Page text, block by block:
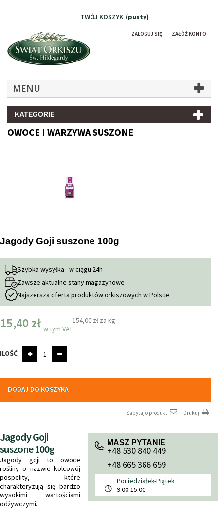
TWÓJ KOSZYK (pusty)
ZALOGUJ SIĘ ZAŁÓŻ KONTO
MENU
KATEGORIE
OWOCE I WARZYWA SUSZONE
Jagody Goji suszone 100g
Szybka wysyłka - w ciągu 24h
Zawsze aktualne stany magazynowe
Najszersza oferta produktów orkiszowych w Polsce
15,40 zł w tym VAT
154,00 zł za kg
ILOŚĆ
DODAJ DO KOSZYKA
Zapytaj o produkt Drukuj
MASZ PYTANIE
+48 530 840 449
+48 665 366 659
Poniedziałek-Piątek
9:00-15:00
Jagody Goji
suszone 100g
Jagody goji to owoce
rośliny o nazwie kolcowój
pospolity, które
charakteryzują się bardzo
wysokimi wartościami
odżywczymi.